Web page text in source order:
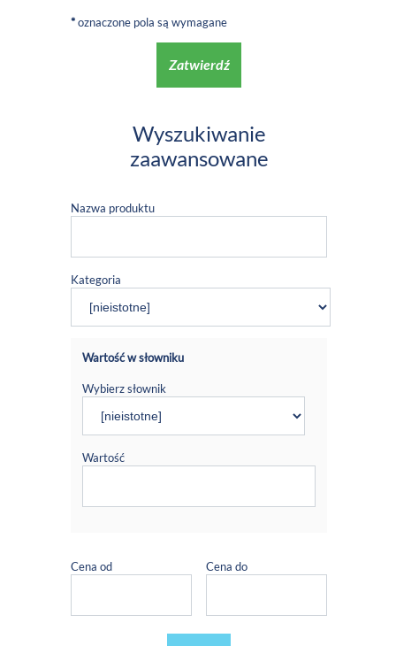
*oznaczone pola są wymagane
Zatwierdź
Wyszukiwanie
zaawansowane
Nazwa produktu
Kategoria
Wartość w słowniku
Wybierz słownik
Wartość
Cena od Cena do